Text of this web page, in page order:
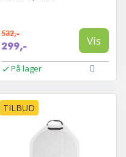
532,-
299,- Vis
På lager
TILBUD